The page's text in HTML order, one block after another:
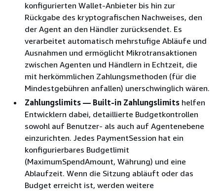
konfigurierten Wallet-Anbieter bis hin zur
Rückgabe des kryptografischen Nachweises, den
der Agent an den Händler zurücksendet. Es
verarbeitet automatisch mehrstufige Abläufe und
Ausnahmen und ermöglicht Mikrotransaktionen
zwischen Agenten und Händlern in Echtzeit, die
mit herkömmlichen Zahlungsmethoden (für die
Mindestgebühren anfallen) unerschwinglich wären.
Zahlungslimits — Built-in Zahlungslimits helfen
Entwicklern dabei, detaillierte Budgetkontrollen
sowohl auf Benutzer- als auch auf Agentenebene
einzurichten. Jedes PaymentSession hat ein
konfigurierbares Budgetlimit
(MaximumSpendAmount, Währung) und eine
Ablaufzeit. Wenn die Sitzung abläuft oder das
Budget erreicht ist, werden weitere